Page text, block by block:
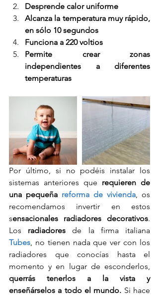
Desprende calor uniforme
Alcanza la temperatura muy rápido,
en sólo 10 segundos
Funciona a 220 voltios
Permite crear zonas
independientes a diferentes
temperaturas
Por último, si no podéis instalar los
sistemas anteriores que requieren de
una pequeña reforma de vivienda, os
recomendamos invertir en estos
sensacionales radiadores decorativos.
Los radiadores
Tubes, no tienen nada que ver con los
radiadores que conocías hasta el
querrás tenerlos a la vista y
enseñárselos a todo el mundo. Si hace